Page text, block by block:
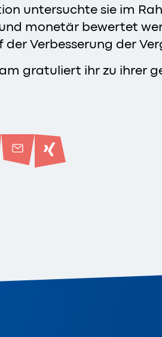
untersuchte sie im
monetär bewertet
der Verbesserung der
gratuliert ihr zu ihrer